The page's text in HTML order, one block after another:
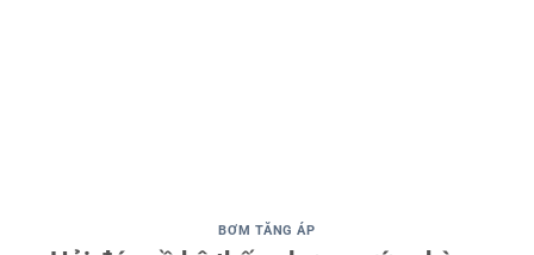
BƠM TĂNG ÁP